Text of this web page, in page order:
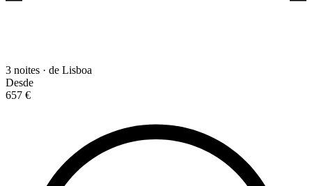
3 noites · de Lisboa
Desde
657 €